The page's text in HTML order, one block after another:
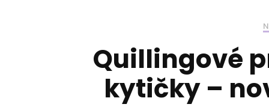
Quillingové
kytičky –